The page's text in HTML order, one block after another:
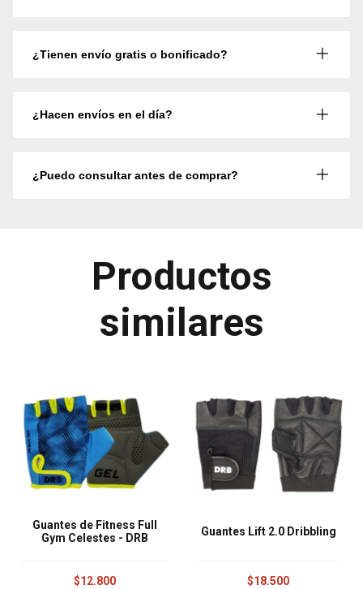
¿Tienen envío gratis o bonificado?
¿Hacen envíos en el día?
¿Puedo consultar antes de comprar?
Productos
similares
Guantes de Fitness Full
Gym Celestes - DRB
$12.800
Guantes Lift 2.0 Dribbling
$18.500